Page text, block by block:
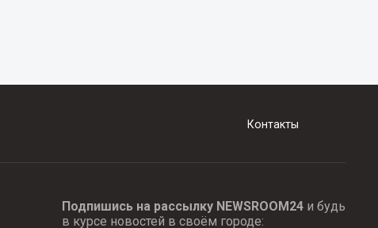
Контакты
Подпишись на рассылку NEWSROOM24и будь
в курсе новостей в своём городе: